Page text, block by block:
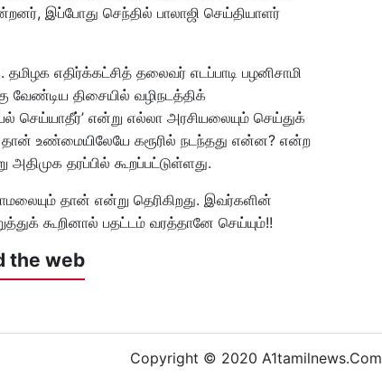
இப்போது செந்தில் பாலாஜி செய்தியாளர்
எதிர்க்கட்சித் தலைவர் எடப்பாடி பழனிசாமி
திசையில் வழிநடத்திக்
செய்யாதீர்’ என்று எல்லா அரசியலையும் செய்துக்
தான் உண்மையிலேயே கரூரில் நடந்தது என்ன? என்ற
தரப்பில் கூறப்பட்டுள்ளது.
தான் என்று தெரிகிறது. இவர்களின்
கூறினால் பதட்டம் வரத்தானே செய்யும்!!
the web
Copyright © 2020 A1tamilnews.Com